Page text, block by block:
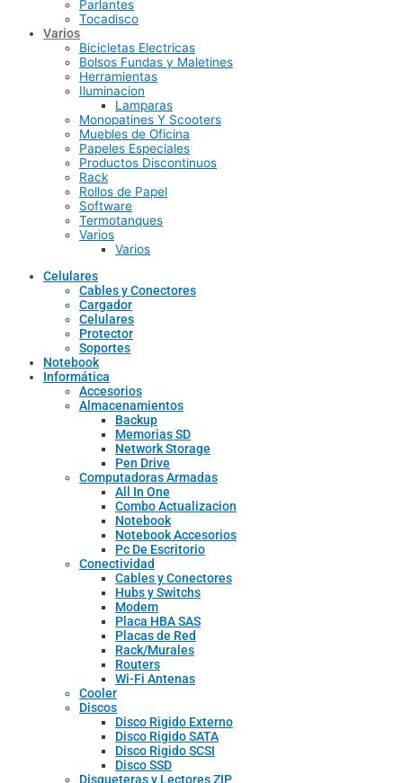
Parlantes
Tocadisco
Varios
Bicicletas Electricas
Bolsos Fundas y Maletines
Herramientas
Iluminacion
Lamparas
Monopatines Y Scooters
Muebles de Oficina
Papeles Especiales
Productos Discontinuos
Rack
Rollos de Papel
Software
Termotanques
Varios
Varios
Celulares
Cables y Conectores
Cargador
Celulares
Protector
Soportes
Notebook
Informática
Accesorios
Almacenamientos
Backup
Memorias SD
Network Storage
Pen Drive
Computadoras Armadas
All In One
Combo Actualizacion
Notebook
Notebook Accesorios
Pc De Escritorio
Conectividad
Cables y Conectores
Hubs y Switchs
Modem
Placa HBA SAS
Placas de Red
Rack/Murales
Routers
Wi-Fi Antenas
Cooler
Discos
Disco Rigido Externo
Disco Rigido SATA
Disco Rigido SCSI
Disco SSD
Disqueteras y Lectores ZIP